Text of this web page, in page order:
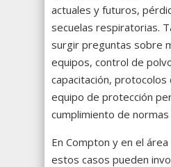
actuales y futuros,
secuelas respiratorias.
surgir preguntas sobre
equipos, control de
capacitación, protocolos
equipo de protección
cumplimiento de normas
En Compton y en el
estos casos pueden